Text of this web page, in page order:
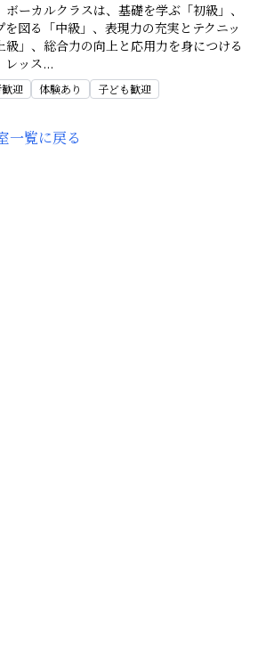
ーカルクラスは、基礎を学ぶ「初級」、
図る「中級」、表現力の充実とテクニッ
級」、総合力の向上と応用力を身につける
レッス...
迎 体験あり 子ども歓迎
一覧に戻る